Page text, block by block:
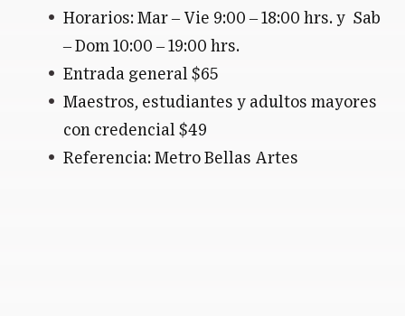
Horarios: Mar – Vie 9:00 – 18:00 hrs. y Sab
– Dom 10:00 – 19:00 hrs.
Entrada general $65
Maestros, estudiantes y adultos mayores
con credencial $49
Referencia: Metro Bellas Artes